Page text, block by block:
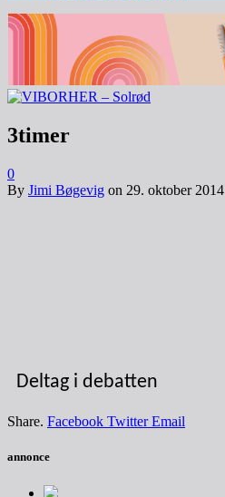
3timer
0
By Jimi Bøgevig on 29. oktober 2014
Deltag i debatten
Share. Facebook Twitter Email
annonce